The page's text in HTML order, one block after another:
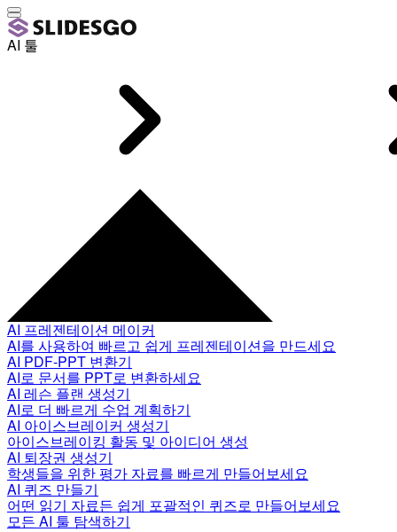
AI 툴
AI 프레젠테이션 메이커
AI를 사용하여 빠르고 쉽게 프레젠테이션을 만드세요
AI PDF-PPT 변환기
AI로 문서를 PPT로 변환하세요
AI 레슨 플랜 생성기
AI로 더 빠르게 수업 계획하기
AI 아이스브레이커 생성기
아이스브레이킹 활동 및 아이디어 생성
AI 퇴장권 생성기
학생들을 위한 평가 자료를 빠르게 만들어보세요
AI 퀴즈 만들기
어떤 읽기 자료든 쉽게 포괄적인 퀴즈로 만들어보세요
모든 AI 툴 탐색하기